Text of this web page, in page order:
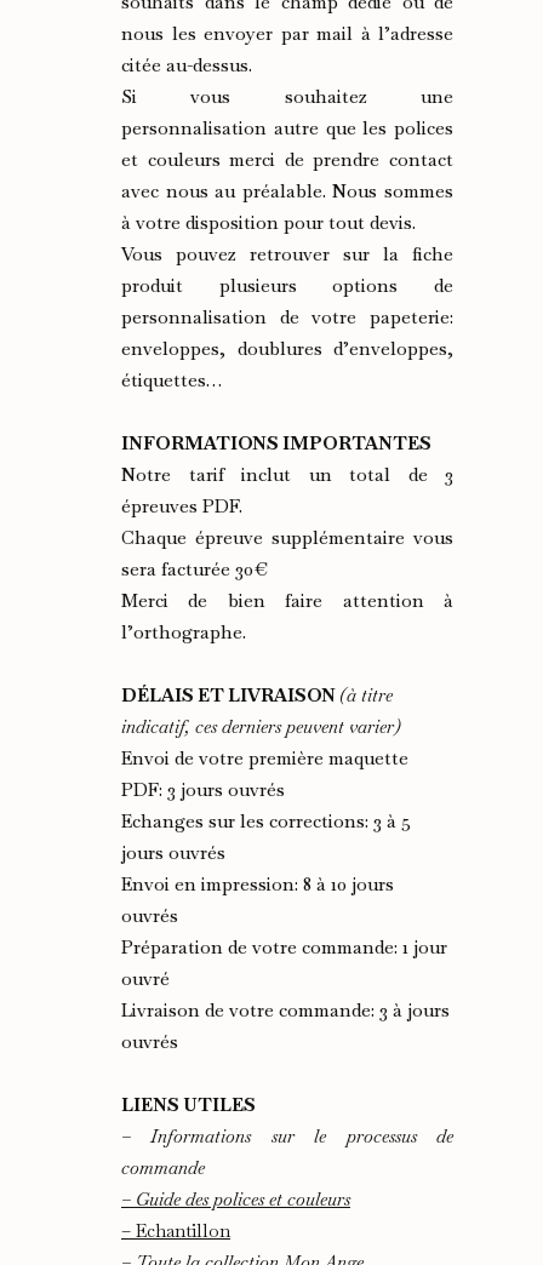
nous les envoyer par mail à l’adresse
citée au-dessus.
Si vous souhaitez une
personnalisation autre que les polices
et couleurs merci de prendre contact
avec nous au préalable. Nous sommes
à votre disposition pour tout devis.
Vous pouvez retrouver sur la fiche
produit plusieurs options de
personnalisation de votre papeterie:
enveloppes, doublures d’enveloppes,
étiquettes…
INFORMATIONS IMPORTANTES
Notre tarif inclut un total de 3
épreuves PDF.
Chaque épreuve supplémentaire vous
sera facturée 30€
Merci de bien faire attention à
l’orthographe.
DÉLAIS ET LIVRAISON (à titre
indicatif, ces derniers peuvent varier)
Envoi de votre première maquette
PDF: 3 jours ouvrés
Echanges sur les corrections: 3 à 5
jours ouvrés
Envoi en impression: 8 à 10 jours
ouvrés
Préparation de votre commande: 1 jour
ouvré
Livraison de votre commande: 3 à jours
ouvrés
LIENS UTILES
– Informations sur le processus de
commande
– Guide des polices et couleurs
– Echantillon